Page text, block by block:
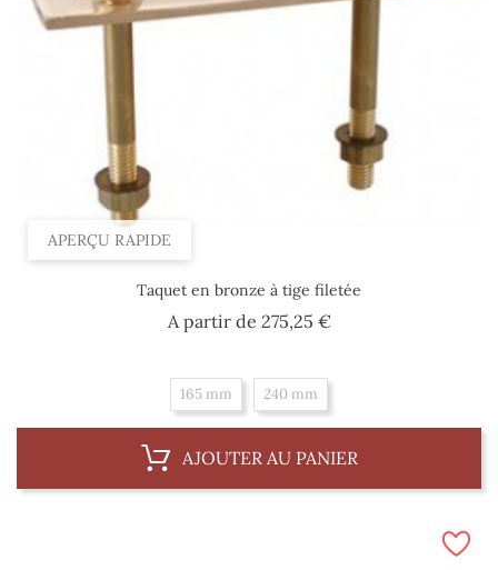
APERÇU RAPIDE
Taquet en bronze à tige filetée
A partir de 275,25 €Prix
165 mm 240 mm
AJOUTER AU PANIER